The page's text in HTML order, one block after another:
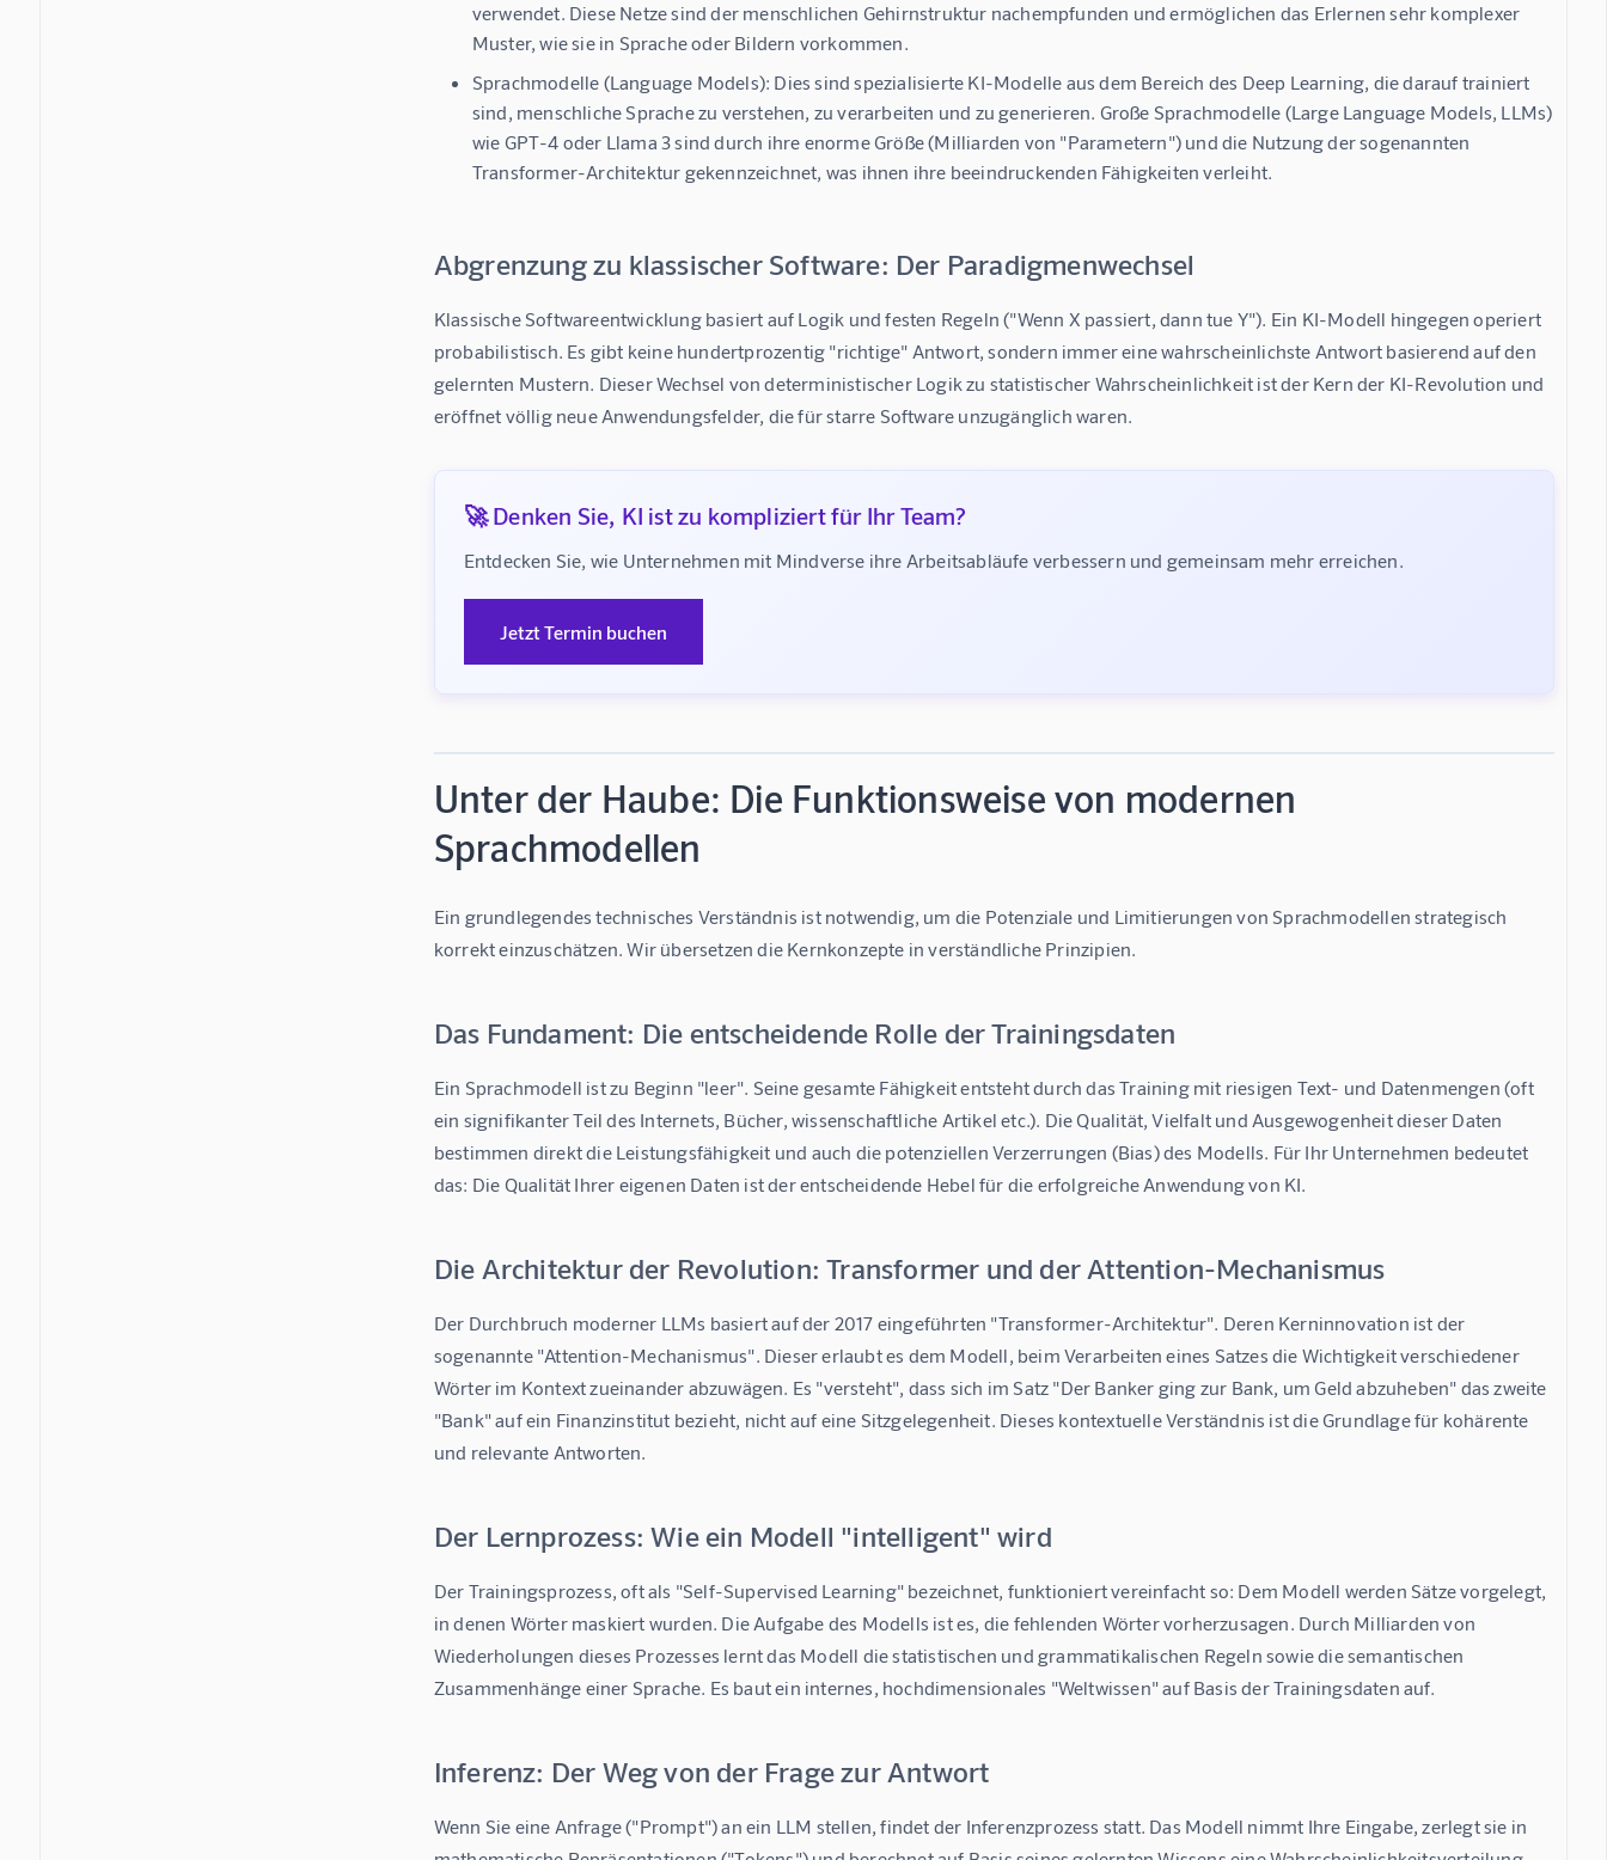
verwendet. Diese Netze sind der menschlichen Gehirnstruktur nachempfunden und ermöglichen das Erlernen sehr komplexer
Muster, wie sie in Sprache oder Bildern vorkommen.
Sprachmodelle (Language Models): Dies sind spezialisierte KI-Modelle aus dem Bereich des Deep Learning, die darauf trainiert
sind, menschliche Sprache zu verstehen, zu verarbeiten und zu generieren. Große Sprachmodelle (Large Language Models, LLMs)
wie GPT-4 oder Llama 3 sind durch ihre enorme Größe (Milliarden von "Parametern") und die Nutzung der sogenannten
Transformer-Architektur gekennzeichnet, was ihnen ihre beeindruckenden Fähigkeiten verleiht.
Abgrenzung zu klassischer Software: Der Paradigmenwechsel
Klassische Softwareentwicklung basiert auf Logik und festen Regeln ("Wenn X passiert, dann tue Y"). Ein KI-Modell hingegen operiert
probabilistisch. Es gibt keine hundertprozentig "richtige" Antwort, sondern immer eine wahrscheinlichste Antwort basierend auf den
gelernten Mustern. Dieser Wechsel von deterministischer Logik zu statistischer Wahrscheinlichkeit ist der Kern der KI-Revolution und
eröffnet völlig neue Anwendungsfelder, die für starre Software unzugänglich waren.
🚀 Denken Sie, KI ist zu kompliziert für Ihr Team?
Entdecken Sie, wie Unternehmen mit Mindverse ihre Arbeitsabläufe verbessern und gemeinsam mehr erreichen.
Jetzt Termin buchen
Unter der Haube: Die Funktionsweise von modernen
Sprachmodellen
Ein grundlegendes technisches Verständnis ist notwendig, um die Potenziale und Limitierungen von Sprachmodellen strategisch
korrekt einzuschätzen. Wir übersetzen die Kernkonzepte in verständliche Prinzipien.
Das Fundament: Die entscheidende Rolle der Trainingsdaten
Ein Sprachmodell ist zu Beginn "leer". Seine gesamte Fähigkeit entsteht durch das Training mit riesigen Text- und Datenmengen (oft
ein signifikanter Teil des Internets, Bücher, wissenschaftliche Artikel etc.). Die Qualität, Vielfalt und Ausgewogenheit dieser Daten
bestimmen direkt die Leistungsfähigkeit und auch die potenziellen Verzerrungen (Bias) des Modells. Für Ihr Unternehmen bedeutet
das: Die Qualität Ihrer eigenen Daten ist der entscheidende Hebel für die erfolgreiche Anwendung von KI.
Die Architektur der Revolution: Transformer und der Attention-Mechanismus
Der Durchbruch moderner LLMs basiert auf der 2017 eingeführten "Transformer-Architektur". Deren Kerninnovation ist der
sogenannte "Attention-Mechanismus". Dieser erlaubt es dem Modell, beim Verarbeiten eines Satzes die Wichtigkeit verschiedener
Wörter im Kontext zueinander abzuwägen. Es "versteht", dass sich im Satz "Der Banker ging zur Bank, um Geld abzuheben" das zweite
"Bank" auf ein Finanzinstitut bezieht, nicht auf eine Sitzgelegenheit. Dieses kontextuelle Verständnis ist die Grundlage für kohärente
und relevante Antworten.
Der Lernprozess: Wie ein Modell "intelligent" wird
Der Trainingsprozess, oft als "Self-Supervised Learning" bezeichnet, funktioniert vereinfacht so: Dem Modell werden Sätze vorgelegt,
in denen Wörter maskiert wurden. Die Aufgabe des Modells ist es, die fehlenden Wörter vorherzusagen. Durch Milliarden von
Wiederholungen dieses Prozesses lernt das Modell die statistischen und grammatikalischen Regeln sowie die semantischen
Zusammenhänge einer Sprache. Es baut ein internes, hochdimensionales "Weltwissen" auf Basis der Trainingsdaten auf.
Inferenz: Der Weg von der Frage zur Antwort
Wenn Sie eine Anfrage ("Prompt") an ein LLM stellen, findet der Inferenzprozess statt. Das Modell nimmt Ihre Eingabe, zerlegt sie in